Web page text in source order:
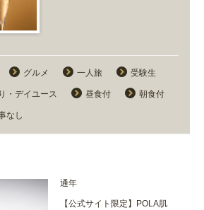
グルメ 一人旅 受験生
・デイユース 昼食付 朝食付
なし
通年
【公式サイト限定】POLA肌